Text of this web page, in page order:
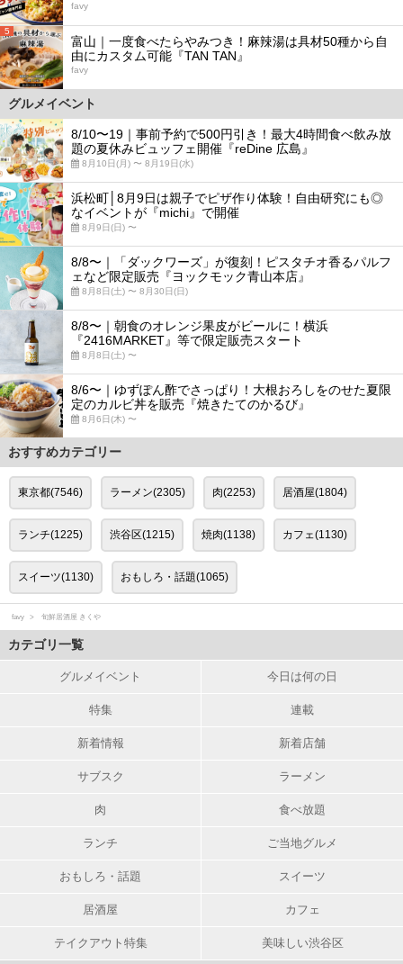
favy
5
富山｜一度食べたらやみつき！麻辣湯は具材50種から自
由にカスタム可能『TAN TAN』
favy
グルメイベント
8/10〜19｜事前予約で500円引き！最大4時間食べ飲み放
題の夏休みビュッフェ開催『reDine 広島』
8月10日(月) 〜 8月19日(水)
浜松町│8月9日は親子でピザ作り体験！自由研究にも◎
なイベントが『michi』で開催
8月9日(日) 〜
8/8〜｜「ダックワーズ」が復刻！ピスタチオ香るパルフ
ェなど限定販売『ヨックモック青山本店』
8月8日(土) 〜 8月30日(日)
8/8〜｜朝食のオレンジ果皮がビールに！横浜
『2416MARKET』等で限定販売スタート
8月8日(土) 〜
8/6〜｜ゆずぽん酢でさっぱり！大根おろしをのせた夏限
定のカルビ丼を販売『焼きたてのかるび』
8月6日(木) 〜
おすすめカテゴリー
東京都(7546) ラーメン(2305) 肉(2253) 居酒屋(1804)
ランチ(1225) 渋谷区(1215) 焼肉(1138) カフェ(1130)
スイーツ(1130) おもしろ・話題(1065)
favy 旬鮮居酒屋 きくや
カテゴリ一覧
グルメイベント 今日は何の日
特集 連載
新着情報 新着店舗
サブスク ラーメン
肉 食べ放題
ランチ ご当地グルメ
おもしろ・話題 スイーツ
居酒屋 カフェ
テイクアウト特集 美味しい渋谷区